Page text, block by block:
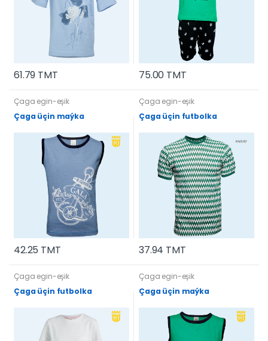
61.79 TMT 75.00 TMT
Çaga egin-eşik
Çaga üçin maýka
42.25 TMT
Çaga egin-eşik
Çaga üçin futbolka
37.94 TMT
Çaga egin-eşik
Çaga üçin futbolka
Çaga egin-eşik
Çaga üçin maýka